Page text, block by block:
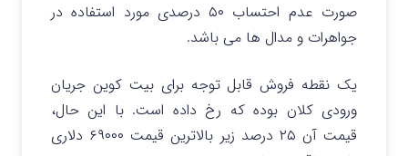
صورت عدم احتساب ۵۰ درصدی مورد استفاده در
جواهرات و مدال ها می باشد.
یک نقطه فروش قابل توجه برای بیت کوین جریان
ورودی کلان بوده که رخ داده است. با این حال،
قیمت آن ۲۵ درصد زیر بالاترین قیمت ۶۹۰۰۰ دلاری